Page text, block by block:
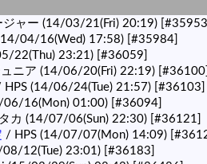
ジャー (14/03/21(Fri) 20:19)
04/16(Wed) 17:58) [#35984]
22(Thu) 23:21) [#36059]
ニア (14/06/20(Fri) 22:19)
HPS (14/06/24(Tue) 21:57) [#36103]
06/16(Mon) 01:00) [#36094]
カ (14/07/06(Sun) 22:30) [#36121]
/ HPS (14/07/07(Mon) 14:09)
12(Tue) 23:01) [#36183]